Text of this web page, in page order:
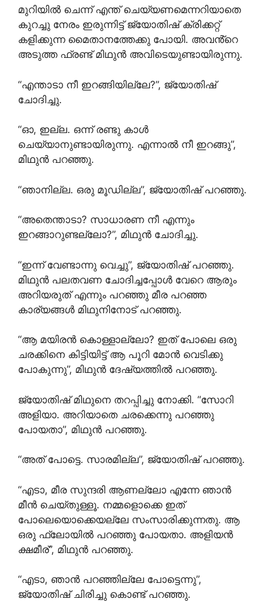
മുറിയിൽ ചെന്ന് എന്ത് ചെയ്യണമെന്നറിയാതെ
കുറച്ചു നേരം ഇരുന്നിട്ട് ജ്യോതിഷ് ക്രിക്കറ്റ്
കളിക്കുന്ന മൈതാനത്തേക്കു പോയി. അവൻ്റെ
അടുത്ത ഫ്രണ്ട് മിഥുൻ അവിടെയുണ്ടായിരുന്നു.
“എന്താടാ നീ ഇറങ്ങിയില്ലേ?”, ജ്യോതിഷ്
ചോദിച്ചു.
“ഓ, ഇല്ല. ഒന്ന് രണ്ടു കാൾ
ചെയ്യാനുണ്ടായിരുന്നു. എന്നാൽ നീ ഇറങ്ങു”,
മിഥുൻ പറഞ്ഞു.
“ഞാനില്ല. ഒരു മൂഡില്ല”, ജ്യോതിഷ് പറഞ്ഞു.
“അതെന്താടാ? സാധാരണ നീ എന്നും
ഇറങ്ങാറുണ്ടല്ലോ?”, മിഥുൻ ചോദിച്ചു.
“ഇന്ന് വേണ്ടാന്നു വെച്ചു”, ജ്യോതിഷ് പറഞ്ഞു.
മിഥുൻ പലതവണ ചോദിച്ചപ്പോൾ വേറെ ആരും
അറിയരുത് എന്നും പറഞ്ഞു മീര പറഞ്ഞ
കാര്യങ്ങൾ മിഥുനിനോട് പറഞ്ഞു.
“ആ മയിരൻ കൊള്ളാല്ലോ? ഇത് പോലെ ഒരു
ചരക്കിനെ കിട്ടിയിട്ട് ആ പൂറി മോൻ വെടിക്കു
പോകുന്നു”, മിഥുൻ ദേഷ്യത്തിൽ പറഞ്ഞു.
ജ്യോതിഷ് മിഥുനെ തറപ്പിച്ചു നോക്കി. “സോറി
അളിയാ. അറിയാതെ ചരക്കെന്നു പറഞ്ഞു
പോയതാ”, മിഥുൻ പറഞ്ഞു.
“അത് പോട്ടെ. സാരമില്ല”, ജ്യോതിഷ് പറഞ്ഞു.
“എടാ, മീര സുന്ദരി ആണല്ലോ എന്നേ ഞാൻ
മീൻ ചെയ്തുള്ളൂ. നമ്മളൊക്കെ ഇത്
പോലെയൊക്കെയല്ലേ സംസാരിക്കുന്നതു. ആ
ഒരു ഫ്ലോയിൽ പറഞ്ഞു പോയതാ. അളിയൻ
ക്ഷമീര്”, മിഥുൻ പറഞ്ഞു.
“എടാ, ഞാൻ പറഞ്ഞില്ലേ പോട്ടെന്നു”,
ജ്യോതിഷ് ചിരിച്ചു കൊണ്ട് പറഞ്ഞു.